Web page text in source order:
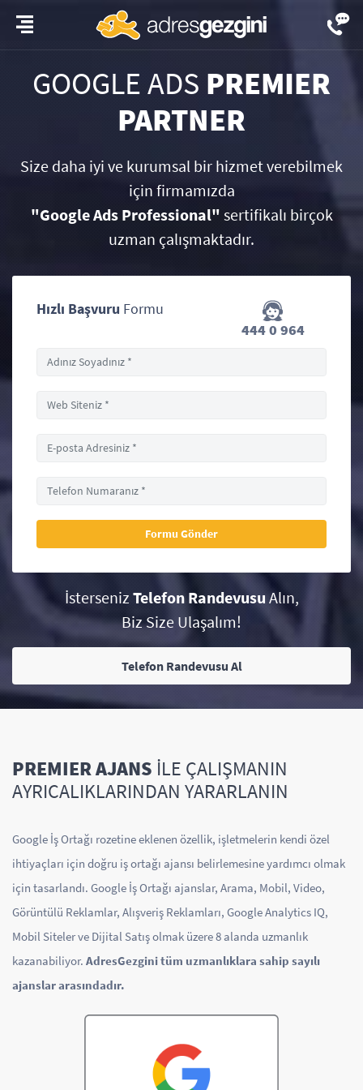
GOOGLE ADS PREMIER
PARTNER
Size daha iyi ve kurumsal bir hizmet verebilmek
için firmamızda
"Google Ads Professional" sertifikalı birçok
uzman çalışmaktadır.
Hızlı Başvuru Formu
444 0 964
İsterseniz Telefon RandevusuAlın,
Biz Size Ulaşalım!
Telefon Randevusu Al
PREMIER AJANS İLE ÇALIŞMANIN
AYRICALIKLARINDAN YARARLANIN
Google İş Ortağı rozetine eklenen özellik, işletmelerin kendi özel
ihtiyaçları için doğru iş ortağı ajansı belirlemesine yardımcı olmak
için tasarlandı. Google İş Ortağı ajanslar, Arama, Mobil, Video,
Görüntülü Reklamlar, Alışveriş Reklamları, Google Analytics IQ,
Mobil Siteler ve Dijital Satış olmak üzere 8 alanda uzmanlık
kazanabiliyor. AdresGezgini tüm uzmanlıklara sahip sayılı
ajanslar arasındadır.